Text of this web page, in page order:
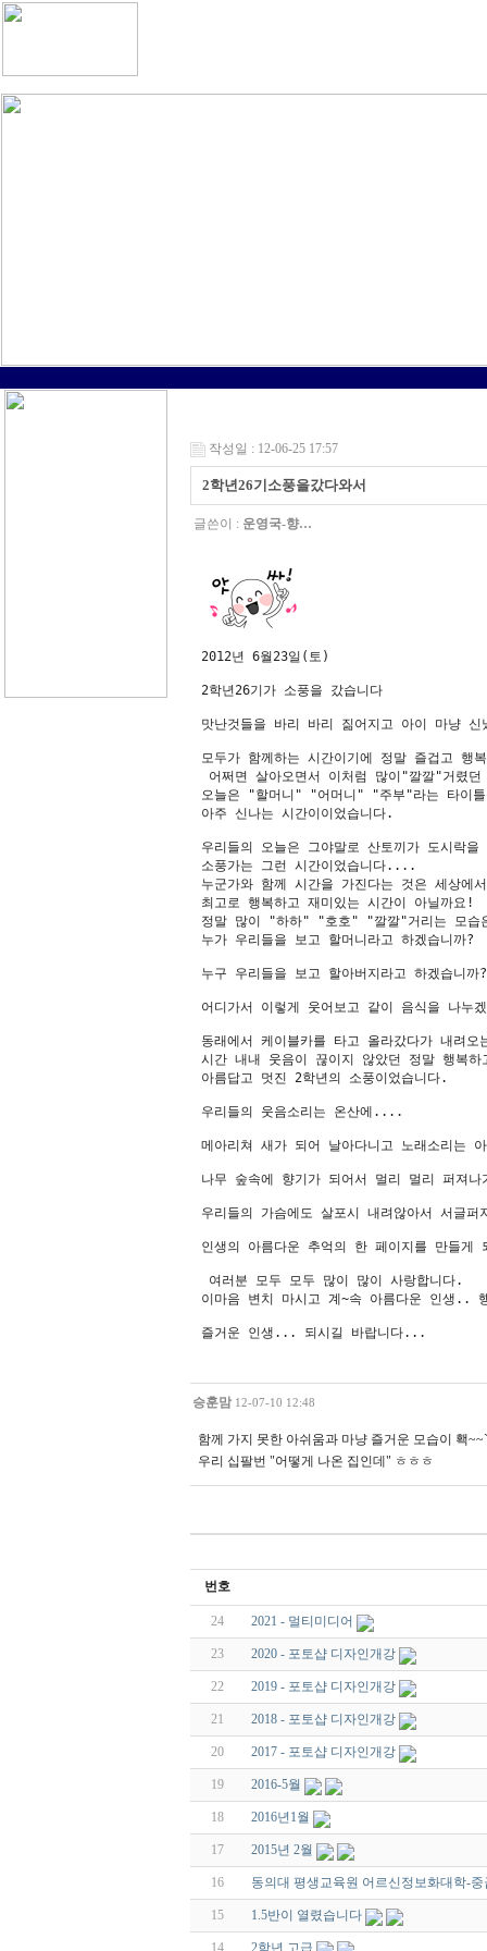
작성일 : 12-06-25 17:57
2학년26기소풍을갔다와서
글쓴이 : 운영국-향…
2012년 6월23일(토)
2학년26기가 소풍을 갔습니다
맛난것들을 바리 바리 짊어지고 아이 마냥 신
모두가 함께하는 시간이기에 정말 즐겁고 행
어쩌면 살아오면서 이처럼 많이"깔깔"거렸
오늘은 "할머니" "어머니" "주부"라는 타이
아주 신나는 시간이이었습니다.
우리들의 오늘은 그야말로 산토끼가 도시락을
소풍가는 그런 시간이었습니다....
누군가와 함께 시간을 가진다는 것은 세상에
최고로 행복하고 재미있는 시간이 아닐까요!
정말 많이 "하하" "호호" "깔깔"거리는 모습
누가 우리들을 보고 할머니라고 하겠습니까?
누구 우리들을 보고 할아버지라고 하겠습니까?
어디가서 이렇게 웃어보고 같이 음식을 나누
동래에서 케이블카를 타고 올라갔다가 내려
시간 내내 웃음이 끊이지 않았던 정말 행복하
아름답고 멋진 2학년의 소풍이었습니다.
우리들의 웃음소리는 온산에....
메아리쳐 새가 되어 날아다니고 노래소리는
나무 숲속에 향기가 되어서 멀리 멀리 퍼져나
우리들의 가슴에도 살포시 내려않아서 서글퍼
인생의 아름다운 추억의 한 페이지를 만들게
여러분 모두 모두 많이 많이 사랑합니다.
이마음 변치 마시고 계~속 아름다운 인생..
즐거운 인생... 되시길 바랍니다...
승훈맘 12-07-10 12:48
함께 가지 못한 아쉬움과 마냥 즐거운 모습이 홱
우리 십팔번 "어떻게 나온 집인데" ㅎㅎㅎ
번호
24 2021 - 멀티미디어
23 2020 - 포토샵 디자인개강
22 2019 - 포토샵 디자인개강
21 2018 - 포토샵 디자인개강
20 2017 - 포토샵 디자인개강
19 2016-5월
18 2016년1월
17 2015년 2월
16 동의대 평생교육원 어르신정보화대학-
15 1.5반이 열렸습니다